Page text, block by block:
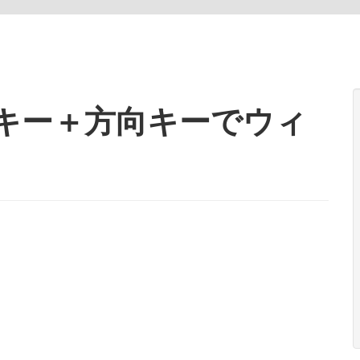
＋方向キーでウィ